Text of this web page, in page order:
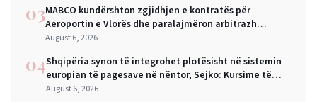
03MABCO kundërshton zgjidhjen e kontratës për
Aeroportin e Vlorës dhe paralajmëron arbitrazh
ndërkombëtar
August 6, 2026
04Shqipëria synon të integrohet plotësisht në sistemin
europian të pagesave në nëntor, Sejko: Kursime të
mëdha për qytetarët dhe bizneset
August 6, 2026